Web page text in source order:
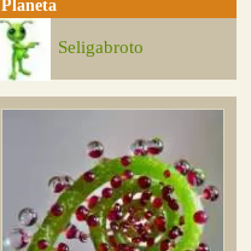
Planeta
Seligabroto